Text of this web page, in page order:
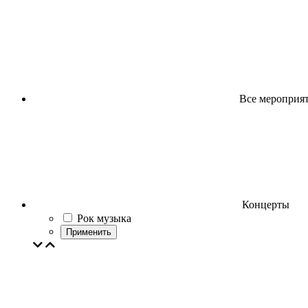
Все
Концерты
Рок музыка
Применить